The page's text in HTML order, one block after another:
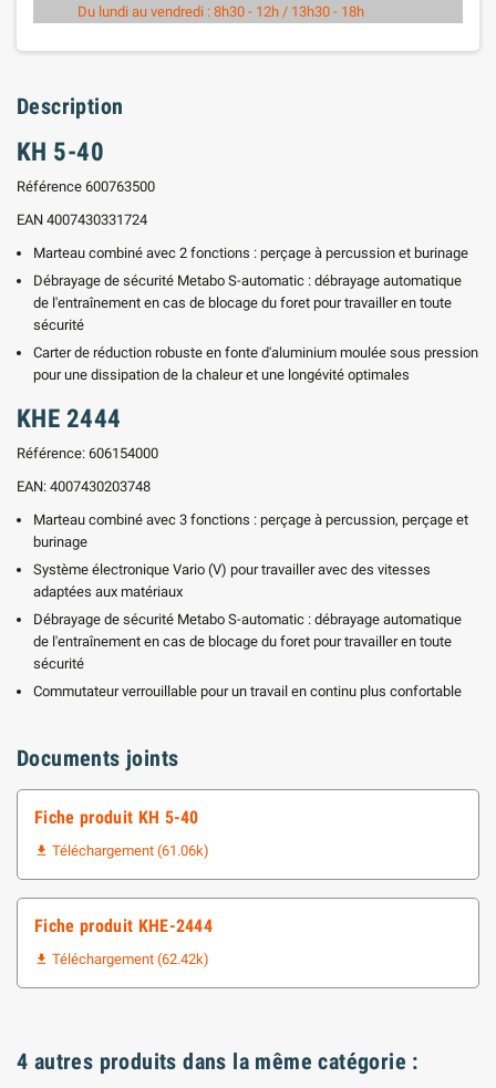
Du lundi au vendredi : 8h30 - 12h / 13h30 - 18h
Description
KH 5-40
Référence 600763500
EAN 4007430331724
Marteau combiné avec 2 fonctions : perçage à percussion et burinage
Débrayage de sécurité Metabo S-automatic : débrayage automatique
de l'entraînement en cas de blocage du foret pour travailler en toute
sécurité
Carter de réduction robuste en fonte d'aluminium moulée sous pression
pour une dissipation de la chaleur et une longévité optimales
KHE 2444
Référence: 606154000
EAN: 4007430203748
Marteau combiné avec 3 fonctions : perçage à percussion, perçage et
burinage
Système électronique Vario (V) pour travailler avec des vitesses
adaptées aux matériaux
Débrayage de sécurité Metabo S-automatic : débrayage automatique
de l'entraînement en cas de blocage du foret pour travailler en toute
sécurité
Commutateur verrouillable pour un travail en continu plus confortable
Documents joints
Fiche produit KH 5-40
 Téléchargement (61.06k)
Fiche produit KHE-2444
 Téléchargement (62.42k)
4 autres produits dans la même catégorie :